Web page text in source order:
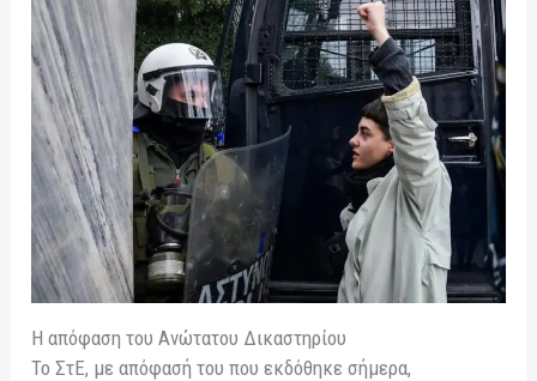
Η απόφαση του Ανώτατου Δικαστηρίου
Το ΣτΕ, με απόφασή του που εκδόθηκε σήμερα,